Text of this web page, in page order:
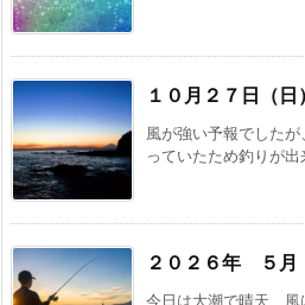
１０月２７日（
風が強い予報でした
っていたため釣りが
２０２６年 ５
今日は大潮で晴天、